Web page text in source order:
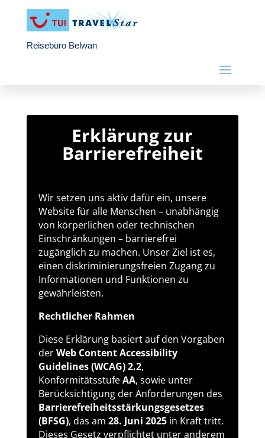
Reisebüro Belwan
Erklärung zur
Barrierefreiheit
Wir setzen uns aktiv dafür ein, unsere
Website für alle Menschen – unabhängig
von körperlichen oder technischen
Einschränkungen – barrierefrei
zugänglich zu machen. Unser Ziel ist es,
einen diskriminierungsfreien Zugang zu
Informationen und Funktionen zu
gewährleisten.
Rechtlicher Rahmen
Diese Erklärung basiert auf den Vorgaben
derWeb Content Accessibility
Guidelines (WCAG) 2.2,
KonformitätsstufeAA, sowie unter
Berücksichtigung der Anforderungen des
Barrierefreiheitsstärkungsgesetzes
(BFSG), das am 28. Juni 2025in Kraft tritt.
Dieses Gesetz verpflichtet unter anderem